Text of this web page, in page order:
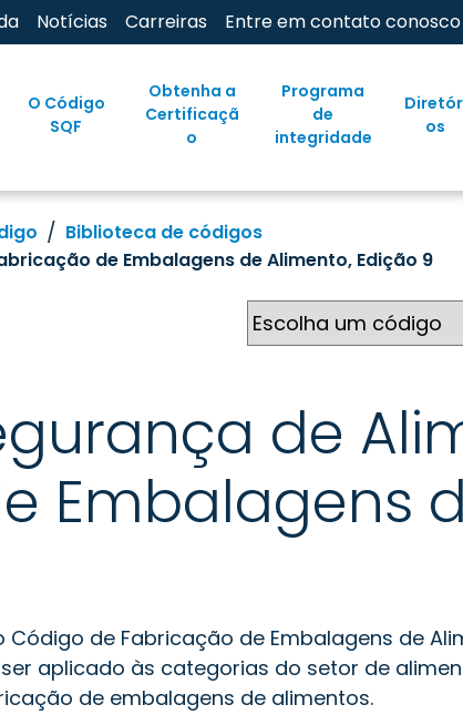
Notícias Carreiras Entre em contato conosco
O Código
SQF
Obtenha a
Certificaçã
o
Programa
de
integridade
os
Biblioteca de códigos
de Embalagens de Alimento, Edição 9
de
Embalagens
Código de Fabricação de Embalagens de
aplicado às categorias do setor de
de embalagens de alimentos.